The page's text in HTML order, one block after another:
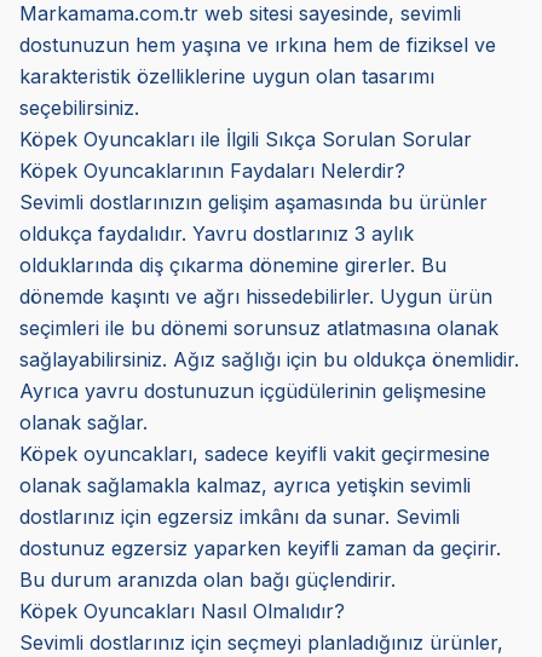
Markamama.com.tr web sitesi sayesinde, sevimli
dostunuzun hem yaşına ve ırkına hem de fiziksel ve
karakteristik özelliklerine uygun olan tasarımı
seçebilirsiniz.
Köpek Oyuncakları ile İlgili Sıkça Sorulan Sorular
Köpek Oyuncaklarının Faydaları Nelerdir?
Sevimli dostlarınızın gelişim aşamasında bu ürünler
oldukça faydalıdır. Yavru dostlarınız 3 aylık
olduklarında diş çıkarma dönemine girerler. Bu
dönemde kaşıntı ve ağrı hissedebilirler. Uygun ürün
seçimleri ile bu dönemi sorunsuz atlatmasına olanak
sağlayabilirsiniz. Ağız sağlığı için bu oldukça önemlidir.
Ayrıca yavru dostunuzun içgüdülerinin gelişmesine
olanak sağlar.
Köpek oyuncakları, sadece keyifli vakit geçirmesine
olanak sağlamakla kalmaz, ayrıca yetişkin sevimli
dostlarınız için egzersiz imkânı da sunar. Sevimli
dostunuz egzersiz yaparken keyifli zaman da geçirir.
Bu durum aranızda olan bağı güçlendirir.
Köpek Oyuncakları Nasıl Olmalıdır?
Sevimli dostlarınız için seçmeyi planladığınız ürünler,